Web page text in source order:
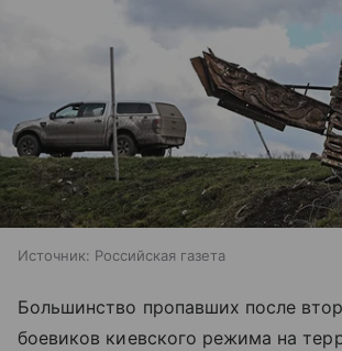
Источник: Российская газета
Большинство пропавших после
боевиков киевского режима на